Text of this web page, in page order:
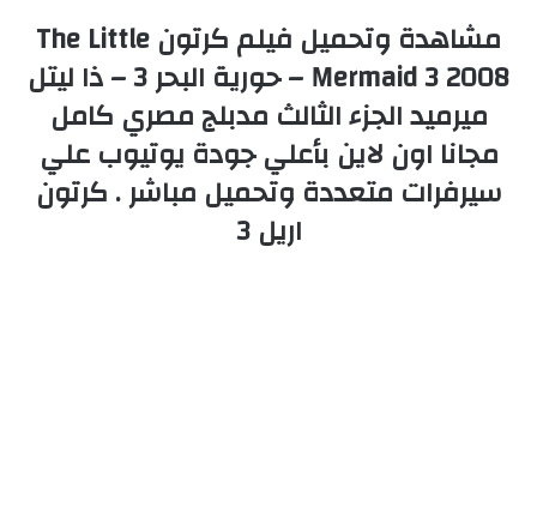
مشاهدة وتحميل فيلم كرتون The Little
Mermaid 3 2008 – حورية البحر 3 – ذا ليتل
ميرميد الجزء الثالث مدبلج مصري كامل
مجانا اون لاين بأعلي جودة يوتيوب علي
سيرفرات متعددة وتحميل مباشر . كرتون
اريل 3